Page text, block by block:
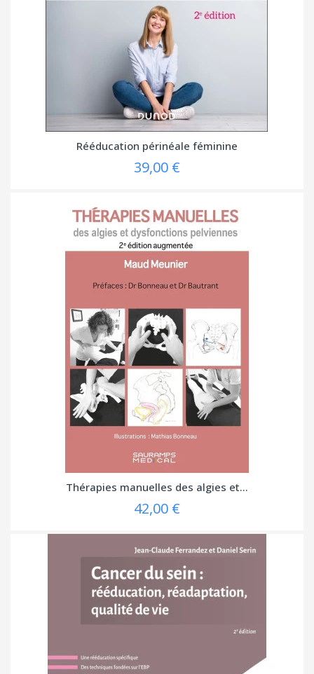
Rééducation périnéale féminine
39,00 €
Thérapies manuelles des algies et...
42,00 €